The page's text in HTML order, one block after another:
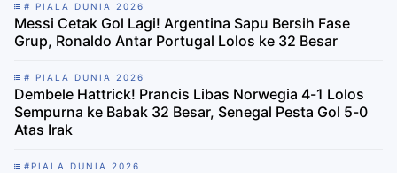
# PIALA DUNIA 2026
Messi Cetak Gol Lagi! Argentina Sapu Bersih Fase
Grup, Ronaldo Antar Portugal Lolos ke 32 Besar
# PIALA DUNIA 2026
Dembele Hattrick! Prancis Libas Norwegia 4-1 Lolos
Sempurna ke Babak 32 Besar, Senegal Pesta Gol 5-0
Atas Irak
#PIALA DUNIA 2026